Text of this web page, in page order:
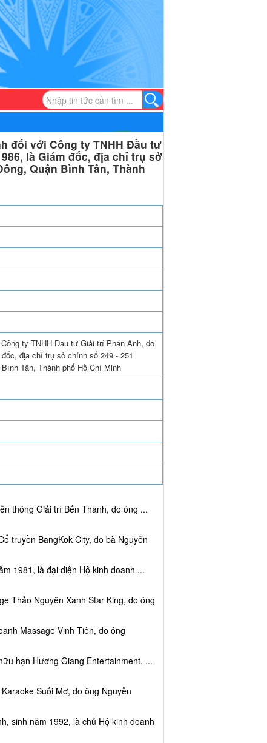
đối với Công ty TNHH Đầu tư
là Giám đốc, địa chỉ trụ sở
Quận Bình Tân, Thành
ty TNHH Đầu tư Giải trí Phan Anh, do
địa chỉ trụ sở chính số 249 - 251
Tân, Thành phố Hồ Chí Minh
thông Giải trí Bến Thành, do ông ...
truyền BangKok City, do bà Nguyễn
1981, là đại diện Hộ kinh doanh ...
Thảo Nguyên Xanh Star King, do ông
Massage Vinh Tiên, do ông
hạn Hương Giang Entertainment, ...
Suối Mơ, do ông Nguyễn
sinh năm 1992, là chủ Hộ kinh doanh